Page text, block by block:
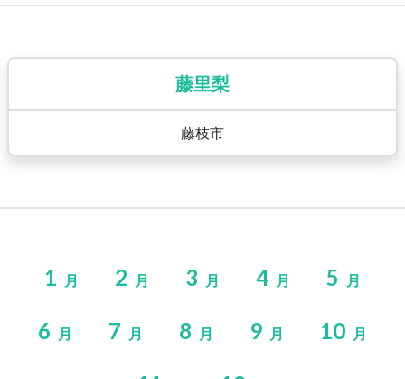
藤里梨
藤枝市
1 月 2 月 3 月 4 月 5 月
6 月 7 月 8 月 9 月 10 月